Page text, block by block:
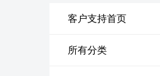
客户支持首页
所有分类